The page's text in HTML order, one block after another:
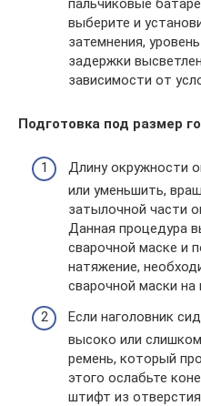
пальчиковые
выберите и
затемнения,
задержки
зависимости от
Подготовка под размер
Длину окружности
или уменьшить,
затылочной части
Данная процедура
сварочной маске и
натяжение,
сварочной маски на
Если наголовник
высоко или слишком
ремень, который
этого ослабьте
штифт из